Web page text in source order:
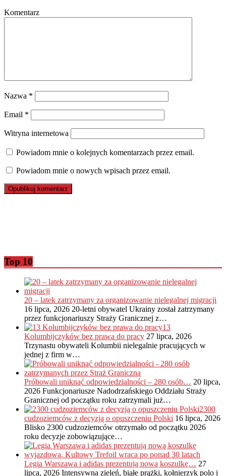
Komentarz
Nazwa *
Email *
Witryna internetowa
Powiadom mnie o kolejnych komentarzach przez email.
Powiadom mnie o nowych wpisach przez email.
Top 10
20 – latek zatrzymany za organizowanie nielegalnej migracji
16 lipca, 2026 20-letni obywatel Ukrainy został zatrzymany
przez funkcjonariuszy Straży Granicznej z…
13
Kolumbijczyków bez prawa do pracy 27 lipca, 2026
Trzynastu obywateli Kolumbii nielegalnie pracujących w
jednej z firm w…
Próbowali uniknąć odpowiedzialności – 280 osób… 20 lipca,
2026 Funkcjonariusze Nadodrzańskiego Oddziału Straży
Granicznej od początku roku zatrzymali już…
2300
cudzoziemców z decyzją o opuszczeniu Polski 16 lipca, 2026
Blisko 2300 cudzoziemców otrzymało od początku 2026
roku decyzje zobowiązujące…
Legia Warszawa i adidas prezentują nową koszulkę… 27
lipca, 2026 Intensywna zieleń, białe prążki, kołnierzyk polo i